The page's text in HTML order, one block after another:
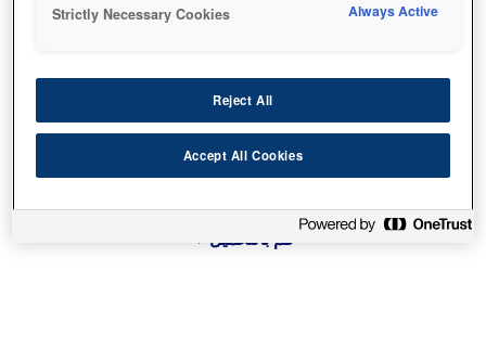
قم بالتحميل
تلوين الرقم
قم بالتحميل
Strictly Necessary Cookies Always Active
Reject All
Accept All Cookies